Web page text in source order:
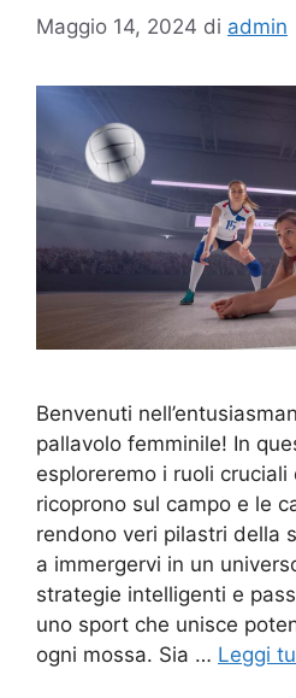
Maggio 14, 2024 di admin
Benvenuti
pallavolo femminile! In
esploreremo i ruoli cruciali
ricoprono sul campo e le
rendono veri pilastri della
a immergervi in un
strategie intelligenti e
uno sport che unisce
ogni mossa. Sia … Leggi